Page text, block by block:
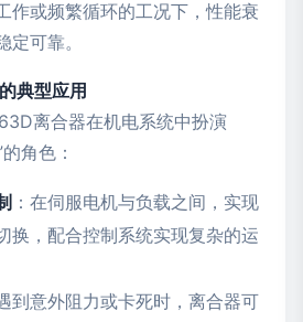
作或频繁循环的工况下，性能衰
可靠。
典型应用
离合器在机电系统中扮演
角色：
：在伺服电机与负载之间，实现
换，配合控制系统实现复杂的运
到意外阻力或卡死时，离合器可